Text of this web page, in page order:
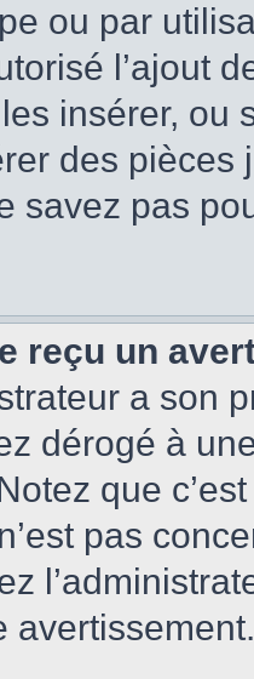
ou par
l’ajout
insérer, ou
des pièces
savez pas
reçu un
a son
dérogé à
que
pas
avertissement.